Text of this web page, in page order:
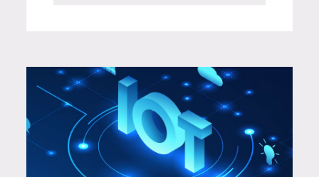
が審決から直ちに登録決定でき
るよう審判手続きを改善した。
これにより、出願人は特許やデ
ザインを1~2ヶ月早く登録を受け
られる効果があるものと期待さ